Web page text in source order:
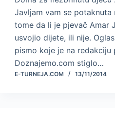
Javljam vam se potaknuta
tome da li je pjevač Amar
usvojio dijete, ili nije.
pismo koje je na redakciju
Doznajemo.com stiglo…
E-TURNEJA.COM 13/11/2014